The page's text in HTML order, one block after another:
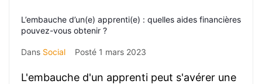
L’embauche d’un(e) apprenti(e) : quelles aides financières
pouvez-vous obtenir ?
Dans Social Posté 1 mars 2023
L'embauche d'un apprenti peut s'avérer une